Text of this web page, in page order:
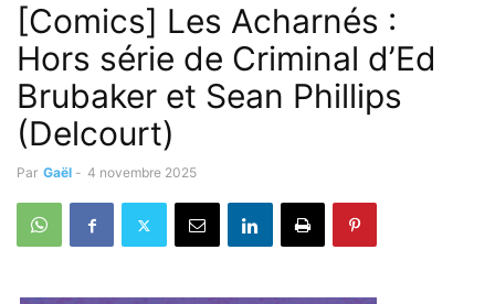
[Comics] Les Acharnés :
Hors série de Criminal d’Ed
Brubaker et Sean Phillips
(Delcourt)
Par Gaël - 4 novembre 2025